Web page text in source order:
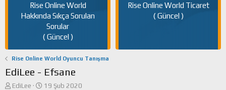
Rise Online World
Hakkında Sıkça Sorulan
Sorular
( Güncel )
Rise Online World Ticaret
( Güncel )
Rise Online World Oyuncu Tanışma
EdiLee - Efsane
K
EdiLee
B19 Şub 2020